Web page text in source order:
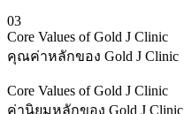
03
Core Values of Gold J Clinic
คุณค่าหลักของ Gold J Clinic
Core Values of Gold J Clinic
ค่านิยมหลักของ Gold J Clinic